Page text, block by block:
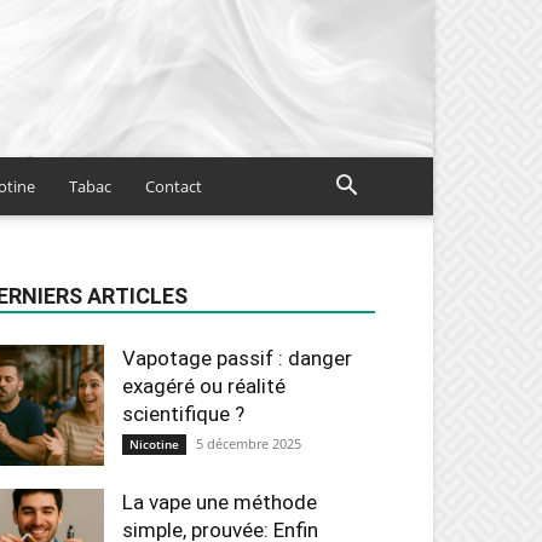
Tabac Contact
ARTICLES
Vapotage passif : danger
exagéré ou réalité
scientifique ?
Nicotine 5 décembre 2025
La vape une méthode
simple, prouvée: Enfin